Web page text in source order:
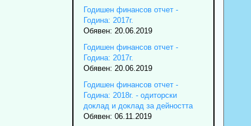
Годишен финансов отчет -
Година: 2017г.
Обявен: 20.06.2019
Годишен финансов отчет -
Година: 2017г.
Обявен: 20.06.2019
Годишен финансов отчет -
Година: 2018г. - одиторски
доклад и доклад за дейността
Обявен: 06.11.2019